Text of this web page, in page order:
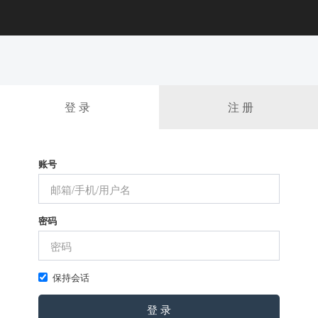
登 录 注 册
账号
密码
保持会话
登 录